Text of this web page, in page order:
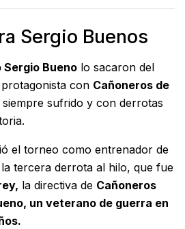
Sergio Buenos
Bueno lo sacaron del
con Cañoneros de
sufrido y con derrotas
el torneo como entrenador de
tercera derrota al hilo, que fue
la directiva de Cañoneros
un veterano de guerra en